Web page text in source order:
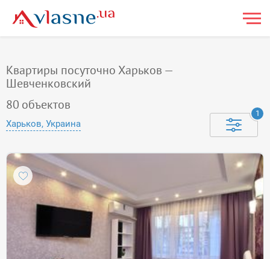
Квартиры посуточно Харьков —
Шевченковский
80 объектов
Харьков, Украина
1